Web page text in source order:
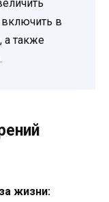
в
а также
жизни: